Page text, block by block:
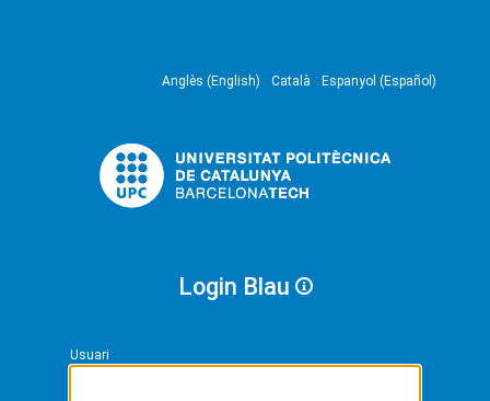
Anglès (English) Català Espanyol (Español)
Login Blau
Usuari